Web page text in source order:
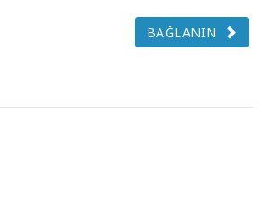
BAĞLANIN